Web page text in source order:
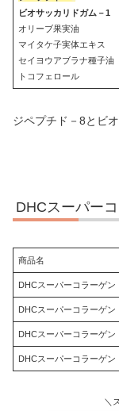
ビオサッカリドガム－1
オリーブ果実油
マイタケ子実体エキス
セイヨウアブラナ種子油
トコフェロール
ジペプチド－8とビ
DHCスーパー
商品名
DHCスーパーコラーゲン
DHCスーパーコラーゲン
DHCスーパーコラーゲン
DHCスーパーコラーゲン
＼